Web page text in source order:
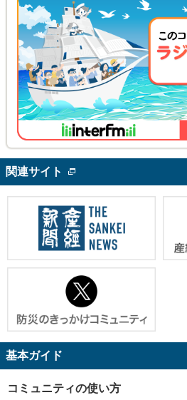
関連サイト
基本ガイド
コミュニティの使い方